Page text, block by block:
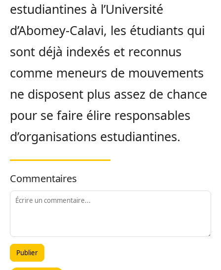
estudiantines à l’Université
d’Abomey-Calavi, les étudiants qui
sont déjà indexés et reconnus
comme meneurs de mouvements
ne disposent plus assez de chance
pour se faire élire responsables
d’organisations estudiantines.
Commentaires
Publier